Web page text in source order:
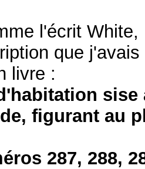
l'écrit
que
livre :
figurant au
287, 288,